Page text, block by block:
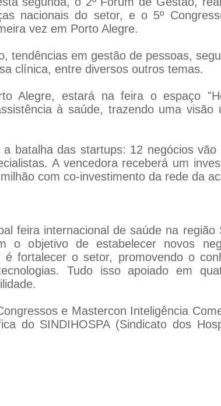
nacionais do setor, e o 5º
vez em Porto Alegre.
tendências em gestão de pessoas,
clínica, entre diversos outros temas.
Alegre, estará na feira o espaço
à saúde, trazendo uma
batalha das startups: 12 negócios vão
A vencedora receberá um
com co-investimento da rede da
feira internacional de saúde na
o objetivo de estabelecer novos
fortalecer o setor, promovendo o
Tudo isso apoiado em
e Mastercon Inteligência
do SINDIHOSPA (Sindicato dos